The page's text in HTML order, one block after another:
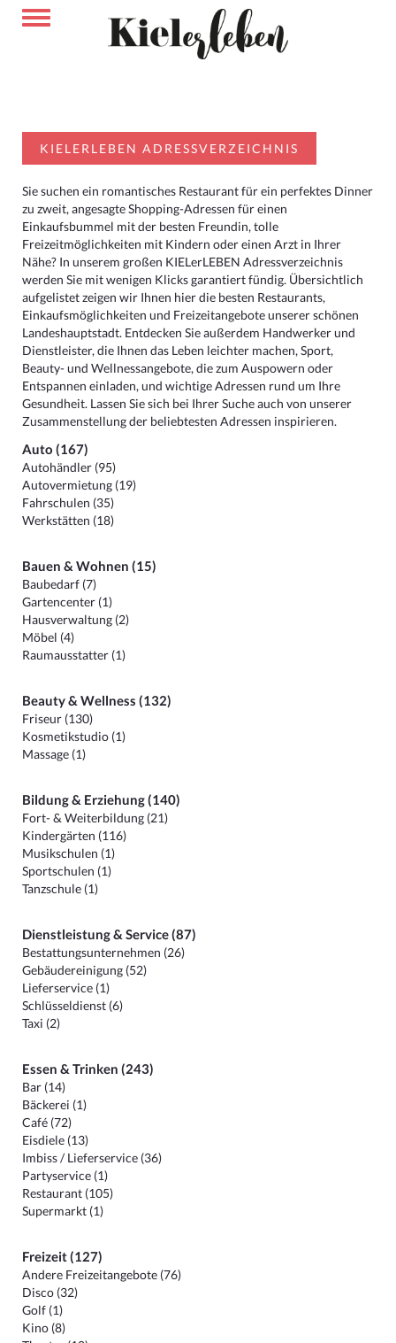
KIELERLEBEN ADRESSVERZEICHNIS
Sie suchen ein romantisches Restaurant für ein perfektes Dinner
zu zweit, angesagte Shopping-Adressen für einen
Einkaufsbummel mit der besten Freundin, tolle
Freizeitmöglichkeiten mit Kindern oder einen Arzt in Ihrer
Nähe? In unserem großen KIELerLEBEN Adressverzeichnis
werden Sie mit wenigen Klicks garantiert fündig. Übersichtlich
aufgelistet zeigen wir Ihnen hier die besten Restaurants,
Einkaufsmöglichkeiten und Freizeitangebote unserer schönen
Landeshauptstadt. Entdecken Sie außerdem Handwerker und
Dienstleister, die Ihnen das Leben leichter machen, Sport,
Beauty- und Wellnessangebote, die zum Auspowern oder
Entspannen einladen, und wichtige Adressen rund um Ihre
Gesundheit. Lassen Sie sich bei Ihrer Suche auch von unserer
Zusammenstellung der beliebtesten Adressen inspirieren.
Auto (167)
Autohändler (95)
Autovermietung (19)
Fahrschulen (35)
Werkstätten (18)
Bauen & Wohnen (15)
Baubedarf (7)
Gartencenter (1)
Hausverwaltung (2)
Möbel (4)
Raumausstatter (1)
Beauty & Wellness (132)
Friseur (130)
Kosmetikstudio (1)
Massage (1)
Bildung & Erziehung (140)
Fort- & Weiterbildung (21)
Kindergärten (116)
Musikschulen (1)
Sportschulen (1)
Tanzschule (1)
Dienstleistung & Service (87)
Bestattungsunternehmen (26)
Gebäudereinigung (52)
Lieferservice (1)
Schlüsseldienst (6)
Taxi (2)
Essen & Trinken (243)
Bar (14)
Bäckerei (1)
Café (72)
Eisdiele (13)
Imbiss / Lieferservice (36)
Partyservice (1)
Restaurant (105)
Supermarkt (1)
Freizeit (127)
Andere Freizeitangebote (76)
Disco (32)
Golf (1)
Kino (8)